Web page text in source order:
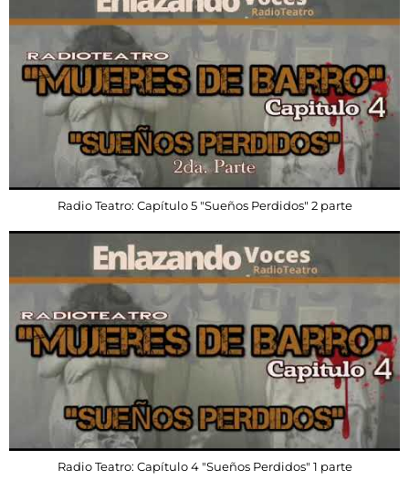
Radio Teatro: Capítulo 5 "Sueños Perdidos" 2 parte
Radio Teatro: Capítulo 4 "Sueños Perdidos" 1 parte